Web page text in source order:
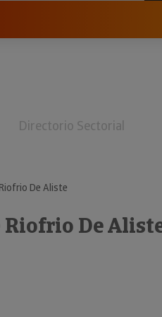
Directorio Sectorial
De Aliste
De